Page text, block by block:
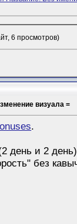
6 просмотров)
визуала =
.
день и 2
без